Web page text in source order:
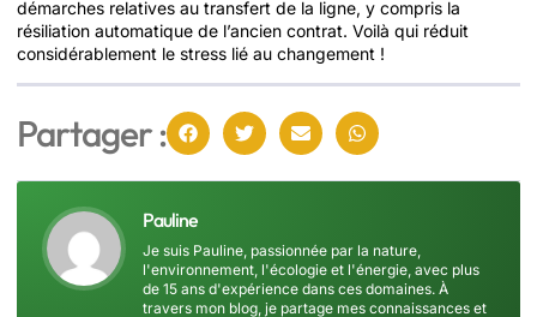
démarches relatives au transfert de la ligne, y compris la
résiliation automatique de l’ancien contrat. Voilà qui réduit
considérablement le stress lié au changement !
Partager :
Pauline
Je suis Pauline, passionnée par la nature,
l'environnement, l'écologie et l'énergie, avec plus
de 15 ans d'expérience dans ces domaines. À
travers mon blog, je partage mes connaissances et